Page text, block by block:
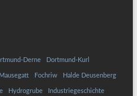
Derne Dortmund-Kurl
Fochriw Halde Deusenberg
Hydrogrube Industriegeschichte